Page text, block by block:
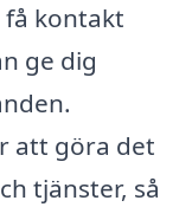
få kontakt
ge dig
att göra det
tjänster, så